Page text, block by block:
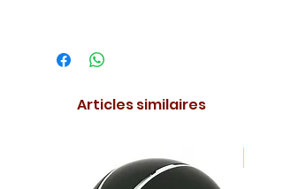
Articles similaires